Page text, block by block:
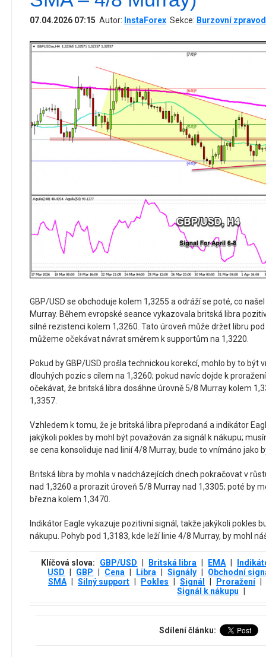
07.04.2026 07:15 Autor: InstaForex Sekce: Burzovní
GBP/USD se obchoduje kolem 1,3255 a odráží se poté, co
Murray. Během evropské seance vykazovala britská libra
silné rezistenci kolem 1,3260. Tato úroveň může držet libru
můžeme očekávat návrat směrem k supportům na 1,3220.
Pokud by GBP/USD prošla technickou korekcí, mohlo by to být
dlouhých pozic s cílem na 1,3260; pokud navíc dojde k
očekávat, že britská libra dosáhne úrovně 5/8 Murray kolem
1,3357.
Vzhledem k tomu, že je britská libra přeprodaná a indikátor
jakýkoli pokles by mohl být považován za signál k nákupu;
se cena konsoliduje nad linií 4/8 Murray, bude to vnímáno jako
Britská libra by mohla v nadcházejících dnech pokračovat v
nad 1,3260 a prorazit úroveň 5/8 Murray nad 1,3305; poté by
března kolem 1,3470.
Indikátor Eagle vykazuje pozitivní signál, takže jakýkoli pokles
nákupu. Pohyb pod 1,3183, kde leží linie 4/8 Murray, by mohl
Klíčová slova: GBP/USD | Britská libra | EMA |
USD | GBP | Cena | Libra | Signály |
Obchodní
SMA | Silný support | Pokles | Signál | Proražení |
Signál k nákupu |
Sdílení článku: